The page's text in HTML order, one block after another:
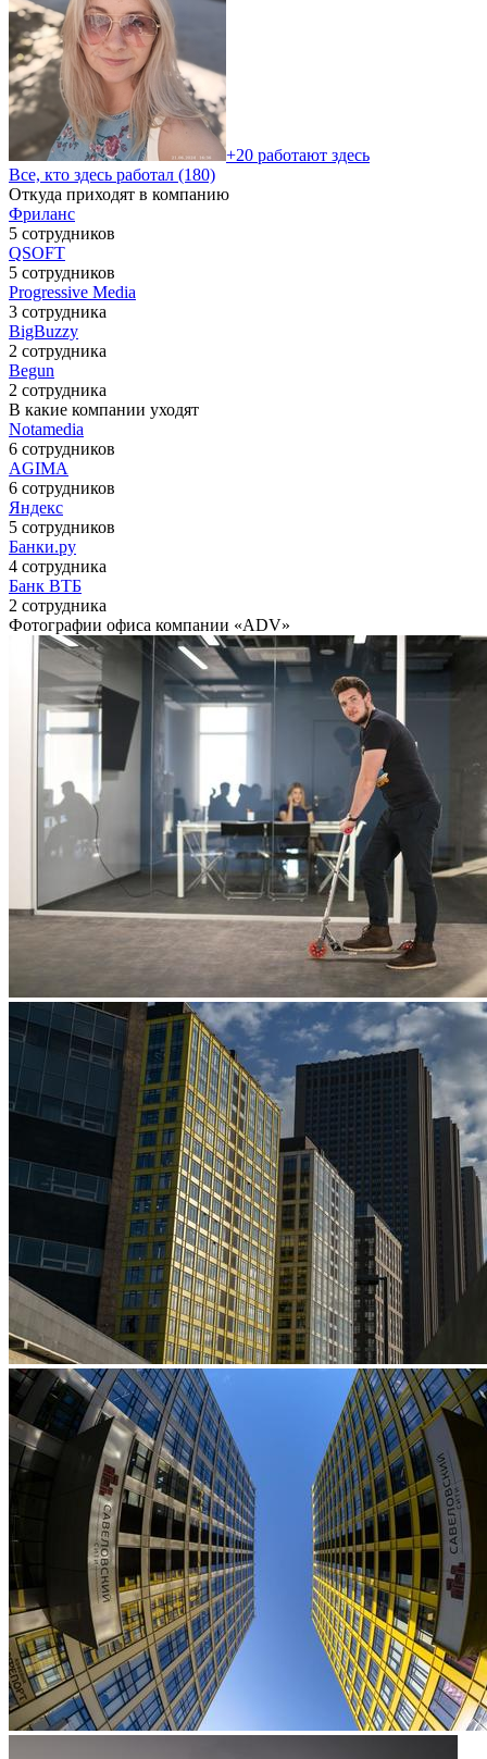
+20 работают здесь
Все, кто здесь работал (180)
Откуда приходят в компанию
Фриланс
5 сотрудников
QSOFT
5 сотрудников
Progressive Media
3 сотрудника
BigBuzzy
2 сотрудника
Begun
2 сотрудника
В какие компании уходят
Notamedia
6 сотрудников
AGIMA
6 сотрудников
Яндекс
5 сотрудников
Банки.ру
4 сотрудника
Банк ВТБ
2 сотрудника
Фотографии офиса компании «ADV»